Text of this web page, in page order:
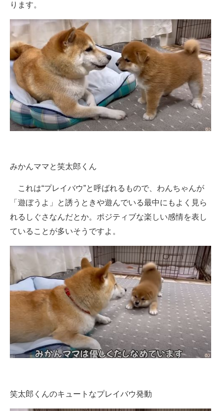
ります。
みかんママと笑太郎くん
これは“プレイバウ”と呼ばれるもので、わんちゃんが
「遊ぼうよ」と誘うときや遊んでいる最中にもよく見ら
れるしぐさなんだとか。ポジティブな楽しい感情を表し
ていることが多いそうですよ。
笑太郎くんのキュートなプレイバウ発動